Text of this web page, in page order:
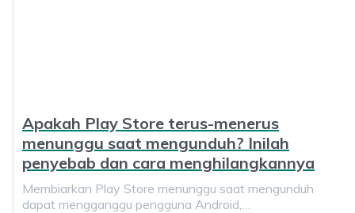
Apakah Play Store terus-menerus
menunggu saat mengunduh? Inilah
penyebab dan cara menghilangkannya
Membiarkan Play Store menunggu saat mengunduh
dapat mengganggu pengguna Android,…